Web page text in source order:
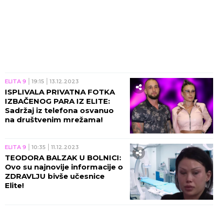
ELITA 9 19:15 13.12.2023
ISPLIVALA PRIVATNA FOTKA
IZBAČENOG PARA IZ ELITE:
Sadržaj iz telefona osvanuo
na društvenim mrežama!
ELITA 9 10:35 11.12.2023
TEODORA BALZAK U BOLNICI:
Ovo su najnovije informacije o
ZDRAVLJU bivše učesnice
Elite!